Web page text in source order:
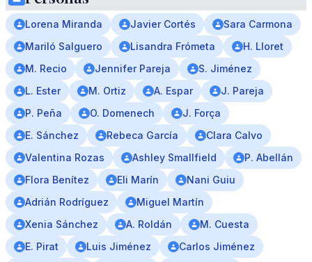
Lorena Miranda Javier Cortés
Sara Carmona
Mariló Salguero
Lisandra Frómeta
H. Lloret
M. Recio
Jennifer Pareja
S. Jiménez
L. Ester
M. Ortiz A. Espar
J. Pareja
P. Peña
O. Domenech
J. Força
E. Sánchez
Rebeca García
Clara Calvo
Valentina Rozas
Ashley Smallfield
P. Abellán
Flora Benítez
Eli Marín
Nani Guiu
Adrián Rodríguez
Miguel Martín
Xenia Sánchez
A. Roldán
M. Cuesta
E. Pirat
Luis Jiménez
Carlos Jiménez